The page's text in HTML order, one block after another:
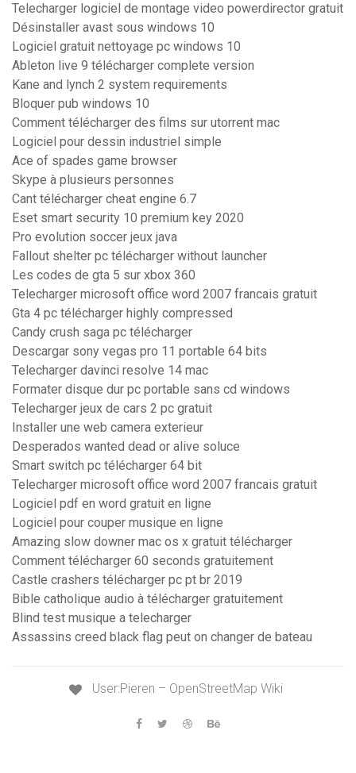
Telecharger logiciel de montage video powerdirector gratuit
Désinstaller avast sous windows 10
Logiciel gratuit nettoyage pc windows 10
Ableton live 9 télécharger complete version
Kane and lynch 2 system requirements
Bloquer pub windows 10
Comment télécharger des films sur utorrent mac
Logiciel pour dessin industriel simple
Ace of spades game browser
Skype à plusieurs personnes
Cant télécharger cheat engine 6.7
Eset smart security 10 premium key 2020
Pro evolution soccer jeux java
Fallout shelter pc télécharger without launcher
Les codes de gta 5 sur xbox 360
Telecharger microsoft office word 2007 francais gratuit
Gta 4 pc télécharger highly compressed
Candy crush saga pc télécharger
Descargar sony vegas pro 11 portable 64 bits
Telecharger davinci resolve 14 mac
Formater disque dur pc portable sans cd windows
Telecharger jeux de cars 2 pc gratuit
Installer une web camera exterieur
Desperados wanted dead or alive soluce
Smart switch pc télécharger 64 bit
Telecharger microsoft office word 2007 francais gratuit
Logiciel pdf en word gratuit en ligne
Logiciel pour couper musique en ligne
Amazing slow downer mac os x gratuit télécharger
Comment télécharger 60 seconds gratuitement
Castle crashers télécharger pc pt br 2019
Bible catholique audio à télécharger gratuitement
Blind test musique a telecharger
Assassins creed black flag peut on changer de bateau
User:Pieren – OpenStreetMap Wiki